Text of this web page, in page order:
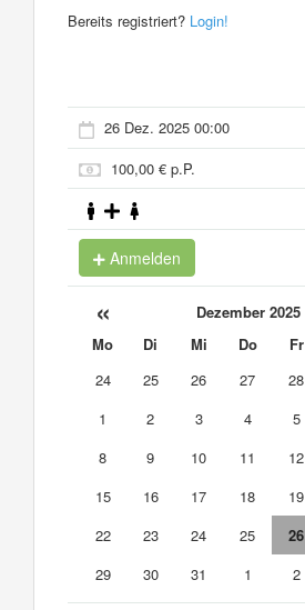
Bereits registriert? Login!
26 Dez. 2025 00:00
100,00 € p.P.
Anmelden
« Dezember 2025
Mo Di Mi Do Fr
24
25 26 27 28
1
2 3 4 5
8
9 10 11 12
15
16 17 18 19
22
23 24 25 26
29
30 31 1 2